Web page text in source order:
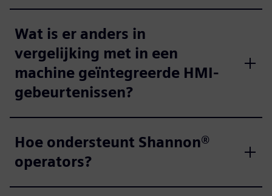
Wat is er anders in
vergelijking met in een
machine geïntegreerde HMI-
gebeurtenissen?
Hoe ondersteunt Shannon®
operators?